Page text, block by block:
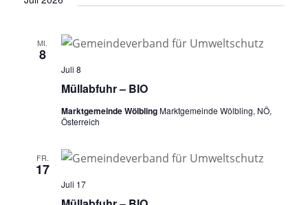
MI.
8
Müllabfuhr – BIO
Juli 8
Marktgemeinde WölblingMarktgemeinde Wölbling, NÖ,
Österreich
FR.
17
Juli 17